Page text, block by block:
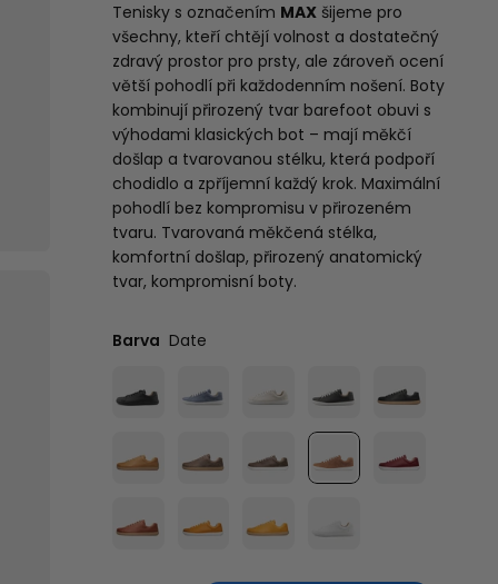
Tenisky s označením MAXšijeme pro
všechny, kteří chtějí volnost a dostatečný
zdravý prostor pro prsty, ale zároveň ocení
větší pohodlí při každodenním nošení. Boty
kombinují přirozený tvar barefoot obuvi s
výhodami klasických bot – mají měkčí
došlap a tvarovanou stélku, která podpoří
chodidlo a zpříjemní každý krok. Maximální
pohodlí bez kompromisu v přirozeném
tvaru. Tvarovaná měkčená stélka,
komfortní došlap, přirozený anatomický
tvar, kompromisní boty.
Barva Date